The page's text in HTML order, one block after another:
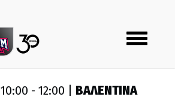
Toggle
navigation
10:00 - 12:00 | ΒΑΛΕΝΤΙΝΑ